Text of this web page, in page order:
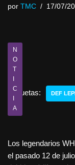
por TMC 17/07/
N
O
T
I
C
I
A
Etiquetas: DEF
Los legendarios
el pasado 12 de